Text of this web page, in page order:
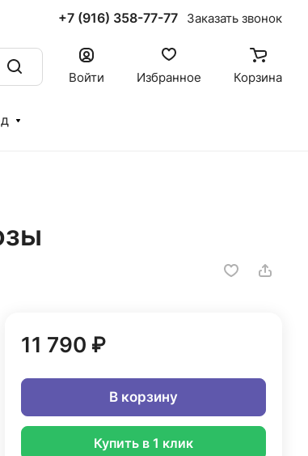
+7 (916) 358-77-77 Заказать звонок
Войти Избранное Корзина
11 790 ₽
В корзину
Купить в 1 клик